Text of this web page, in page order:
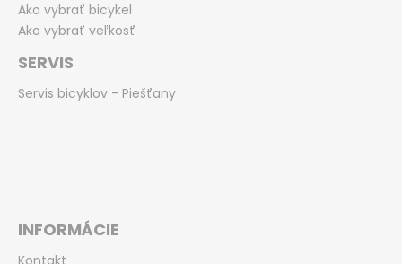
Ako vybrať bicykel
Ako vybrať veľkosť
SERVIS
Servis bicyklov - Piešťany
INFORMÁCIE